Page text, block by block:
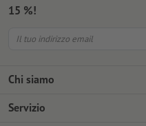
Chi siamo
Azienda
Servizio
15 %!